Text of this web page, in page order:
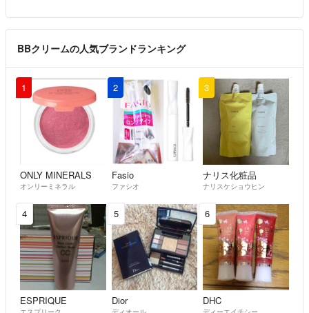
またお返事の回答にもお時間かかる場合がございますのでご了承くださ
い。
基本的に家にあるもので梱包しております。
複数購入の場合は個別希望の指示がないかぎり自動的に同梱とさせて頂
きます。
気持ちの良いお取引ができるよう丁寧な対応を心がけますので宜しくお
長文になりましたが読んでいただきありがとうございました^_^
BBクリームの人気ブランドランキング
1
ONLY MINERALS
オンリーミネラル
2
Fasio
ファシオ
3
ナリス化粧品
ナリスケショウヒン
4
ESPRIQUE
5
Dior
6
DHC